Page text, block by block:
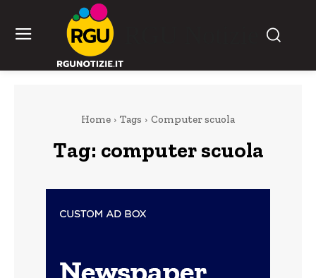
Home Tags Computer scuola
Tag: computer scuola